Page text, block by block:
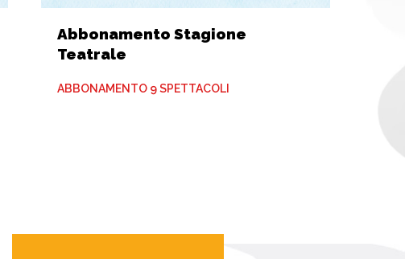
Abbonamento Stagione
Teatrale
ABBONAMENTO 9 SPETTACOLI